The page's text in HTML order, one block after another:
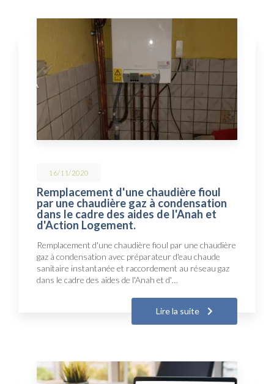
16/11/2020
Remplacement d'une chaudière fioul
par une chaudière gaz à condensation
dans le cadre des aides de l'Anah et
d'Action Logement.
Remplacement d'une chaudière fioul par une chaudière
gaz à condensation avec préparateur d'eau chaude
sanitaire instantanée et raccordement au réseau gaz
dans le cadre des aides de l'Anah et d'…
Lire la suite